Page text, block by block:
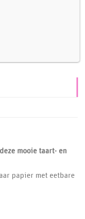
mooie taart- en
papier met eetbare